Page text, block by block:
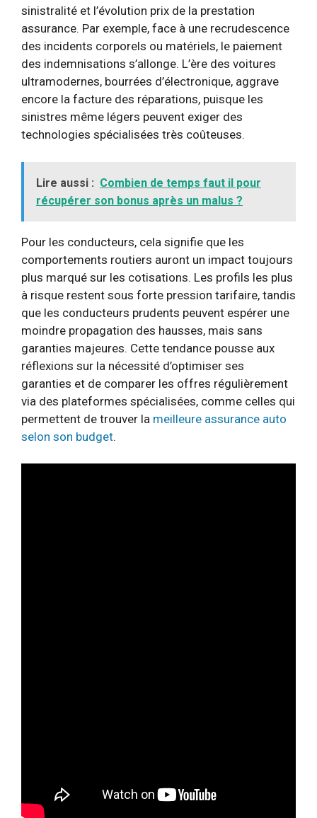
sinistralité et l’évolution prix de la prestation
assurance. Par exemple, face à une recrudescence
des incidents corporels ou matériels, le paiement
des indemnisations s’allonge. L’ère des voitures
ultramodernes, bourrées d’électronique, aggrave
encore la facture des réparations, puisque les
sinistres même légers peuvent exiger des
technologies spécialisées très coûteuses.
Lire aussi : Combien de temps faut il pour
récupérer son bonus après un malus ?
Pour les conducteurs, cela signifie que les
comportements routiers auront un impact toujours
plus marqué sur les cotisations. Les profils les plus
à risque restent sous forte pression tarifaire, tandis
que les conducteurs prudents peuvent espérer une
moindre propagation des hausses, mais sans
garanties majeures. Cette tendance pousse aux
réflexions sur la nécessité d’optimiser ses
garanties et de comparer les offres régulièrement
via des plateformes spécialisées, comme celles qui
permettent de trouver la meilleure assurance auto
selon son budget.